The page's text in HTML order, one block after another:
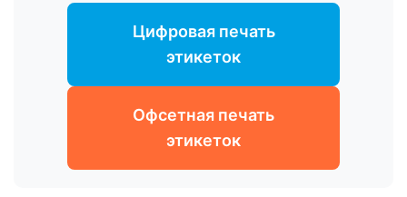
Цифровая печать
этикеток
Офсетная печать
этикеток